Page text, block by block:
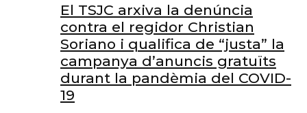
El TSJC arxiva la denúncia
contra el regidor Christian
Soriano i qualifica de “justa” la
campanya d’anuncis gratuïts
durant la pandèmia del COVID-
19